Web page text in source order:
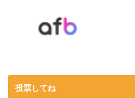
投票してね